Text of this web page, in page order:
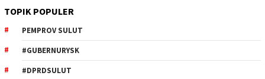
TOPIK POPULER
PEMPROV SULUT
#GUBERNURYSK
#DPRDSULUT